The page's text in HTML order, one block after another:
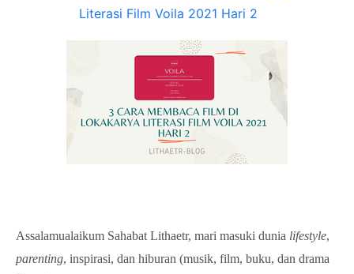
Literasi Film Voila 2021 Hari 2
Assalamualaikum Sahabat Lithaetr, mari masuki dunia lifestyle,
parenting, inspirasi, dan hiburan (musik, film, buku, dan drama